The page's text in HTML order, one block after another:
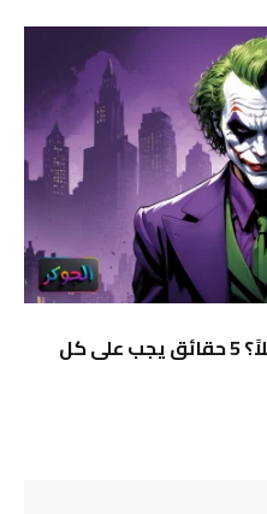
هل العملات الرقمية حلال فعلاً؟ 5 حقائق يجب على كل